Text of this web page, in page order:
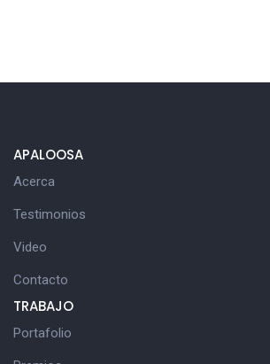
APALOOSA
Acerca
Testimonios
Video
Contacto
TRABAJO
Portafolio